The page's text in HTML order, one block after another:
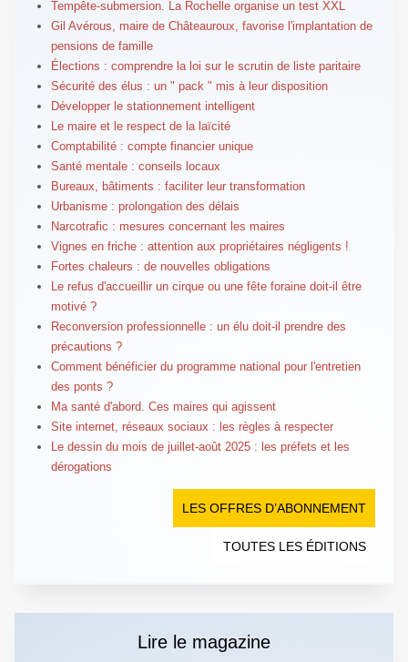
Tempête-submersion. La Rochelle organise un test XXL
Gil Avérous, maire de Châteauroux, favorise l'implantation de
pensions de famille
Élections : comprendre la loi sur le scrutin de liste paritaire
Sécurité des élus : un " pack " mis à leur disposition
Développer le stationnement intelligent
Le maire et le respect de la laïcité
Comptabilité : compte financier unique
Santé mentale : conseils locaux
Bureaux, bâtiments : faciliter leur transformation
Urbanisme : prolongation des délais
Narcotrafic : mesures concernant les maires
Vignes en friche : attention aux propriétaires négligents !
Fortes chaleurs : de nouvelles obligations
Le refus d'accueillir un cirque ou une fête foraine doit-il être
motivé ?
Reconversion professionnelle : un élu doit-il prendre des
précautions ?
Comment bénéficier du programme national pour l'entretien
des ponts ?
Ma santé d'abord. Ces maires qui agissent
Site internet, réseaux sociaux : les règles à respecter
Le dessin du mois de juillet-août 2025 : les préfets et les
dérogations
LES OFFRES D’ABONNEMENT
TOUTES LES ÉDITIONS
Lire le magazine